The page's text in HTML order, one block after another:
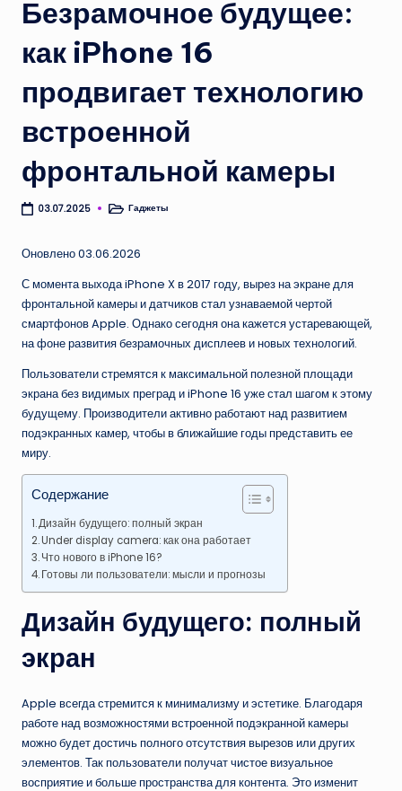
Безрамочное будущее:
как iPhone 16
продвигает технологию
встроенной
фронтальной камеры
03.07.2025
Опубликовано
Гаджеты
Оновлено 03.06.2026
С момента выхода iPhone X в 2017 году, вырез на экране для
фронтальной камеры и датчиков стал узнаваемой чертой
смартфонов Apple. Однако сегодня она кажется устаревающей,
на фоне развития безрамочных дисплеев и новых технологий.
Пользователи стремятся к максимальной полезной площади
экрана без видимых преград и iPhone 16 уже стал шагом к этому
будущему. Производители активно работают над развитием
подэкранных камер, чтобы в ближайшие годы представить ее
миру.
Содержание
Дизайн будущего: полный экран
Under display camera: как она работает
Что нового в iPhone 16?
Готовы ли пользователи: мысли и прогнозы
Дизайн будущего: полный
экран
Apple всегда стремится к минимализму и эстетике. Благодаря
работе над возможностями встроенной подэкранной камеры
можно будет достичь полного отсутствия вырезов или других
элементов. Так пользователи получат чистое визуальное
восприятие и больше пространства для контента. Это изменит